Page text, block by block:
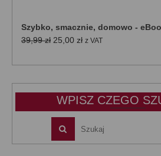
39,99 zł.25,00 zł.
Szybko, smacznie, domowo -
39,99zł Pierwotna
wynosiła:
25,00 złAktualna
wynosi:
z VAT
WPISZ CZEGO